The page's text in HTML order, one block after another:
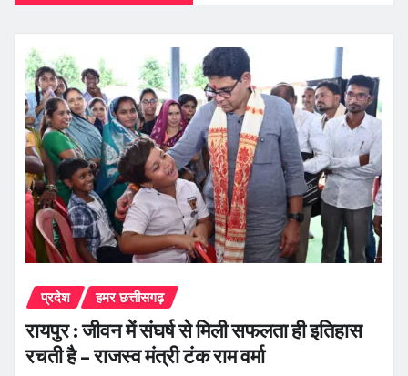
प्रदेश हमर छत्तीसगढ़
रायपुर : जीवन में संघर्ष से मिली सफलता ही इतिहास
रचती है – राजस्व मंत्री टंक राम वर्मा